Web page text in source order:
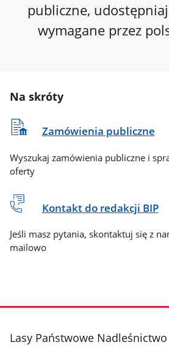
publiczne,
wymagane przez
Na skróty
Zamówienia publiczne
Wyszukaj zamówienia publiczne i
oferty
Kontakt do redakcji BIP
Jeśli masz pytania, skontaktuj się z
mailowo
stopka
Lasy Państwowe